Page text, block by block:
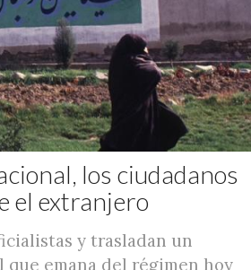
los ciudadanos
el extranjero
y trasladan un
que emana del régimen hoy